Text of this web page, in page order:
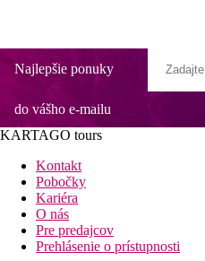
Najlepšie ponuky
do vášho e-mailu
KARTAGO tours
Kontakt
Pobočky
Kariéra
O nás
Pre predajcov
Prehlásenie o prístupnosti